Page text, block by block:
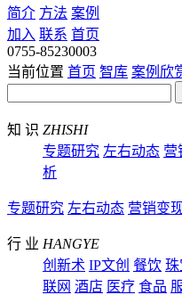
简介 方法 案例
加入 联系 首页
0755-85230003
当前位置 首页 智库 案例欣
知 识 ZHISHI
专题研究 左右动态 营
析
专题研究 左右动态 营销变
行 业 HANGYE
创新术 IP文创 餐饮 珠
联网 酒店 医疗 食品